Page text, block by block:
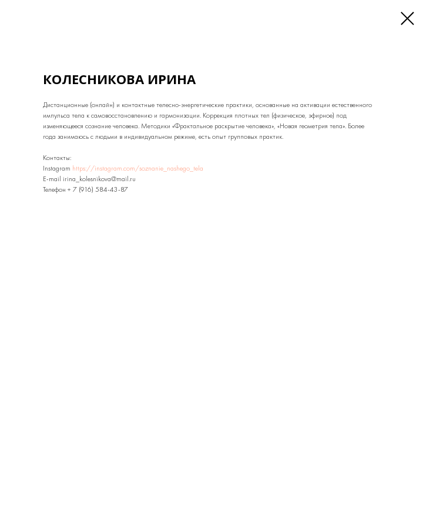
КОЛЕСНИКОВА ИРИНА
Дистанционные (онлайн) и контактные телесно-энергетические практики, основанные на активации естественного
импульса тела к самовосстановлению и гармонизации. Коррекция плотных тел (физическое, эфирное) под
изменяющееся сознание человека. Методики «Фрактальное раскрытие человека», «Новая геометрия тела». Более
года занимаюсь с людьми в индивидуальном режиме, есть опыт групповых практик.
Контакты:
Instagram https://instagram.com/soznanie_nashego_tela
E-mail irina_kolesnikova@mail.ru
Телефон + 7 (916) 584-43-87